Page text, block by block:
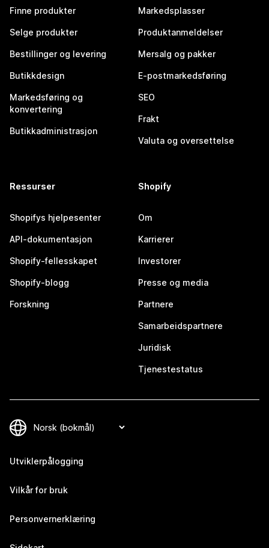
Finne produkter
Selge produkter
Bestillinger og levering
Butikkdesign
Markedsføring og
konvertering
Butikkadministrasjon
Markedsplasser
Produktanmeldelser
Mersalg og pakker
E-postmarkedsføring
SEO
Frakt
Valuta og oversettelse
Ressurser
Shopifys hjelpesenter
API-dokumentasjon
Shopify-fellesskapet
Shopify-blogg
Forskning
Shopify
Om
Karrierer
Investorer
Presse og media
Partnere
Samarbeidspartnere
Juridisk
Tjenestestatus
Utviklerpålogging
Vilkår for bruk
Personvernerklæring